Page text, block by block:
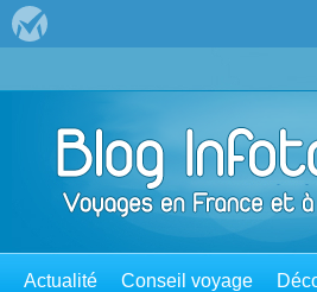
Actualité Conseil voyage